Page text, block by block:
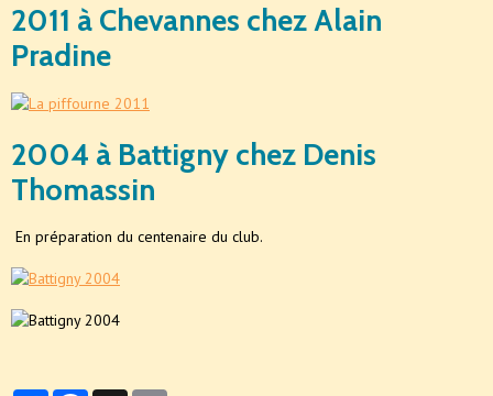
2011 à Chevannes chez Alain
Pradine
2004 à Battigny chez Denis
Thomassin
En préparation du centenaire du club.